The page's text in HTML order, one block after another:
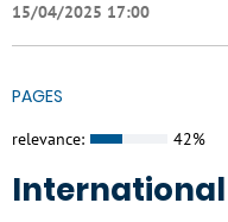
15/04/2025 17:00
PAGES
relevance: 42%
International